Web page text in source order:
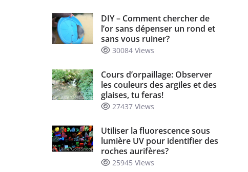
DIY – Comment chercher de
l’or sans dépenser un rond et
sans vous ruiner?
30084 Views
Cours d’orpaillage: Observer
les couleurs des argiles et des
glaises, tu feras!
27437 Views
Utiliser la fluorescence sous
lumière UV pour identifier des
roches aurifères?
25945 Views